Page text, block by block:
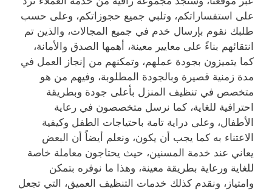
على استفساراتكم، وتلبي جميع حجوزاتكم، وعلى حسب
طلبك نقوم بإرسال خدم في جميع المجالات، والذين تم
انتقائهم بناءً على معايير معينة، أهمها الصدق والأمانة،
كما يتميزون بجودة عملهم، وتمكنهم من إنجاز العمل في
مدة زمنية قصيرة وبالجودة المطلوبة، وفيهم من هو
متخصص في تنظيف المنزل بأعلى جودة وبطريقة
احترافية للغاية، كما نرسل متخصصون في رعاية
الأطفال، وعلى دراية تامة باحتياجات الطفل وكيفية
الاعتناء به كما يجب أن يكون، ونعلم أيضاً أن البعض
يعاني عند خدمة المسنين، حيث يحتاجون معاملة خاصة
للغاية ورعاية بطريقة معينة، وهذا ما نوفره بتمكن
وامتياز، ونقدم كذلك خدمات التنظيف العميق، التي تجعل